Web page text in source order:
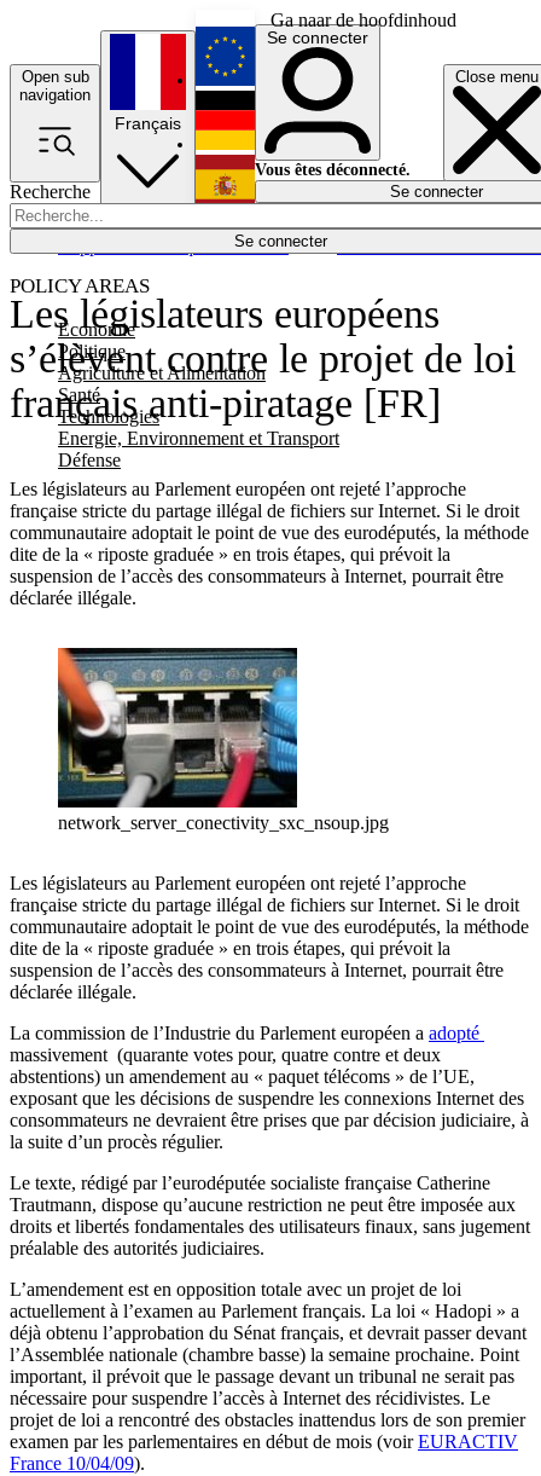
Ga naar de hoofdinhoud
Open sub
navigation
Close menu
Recherche
Se connecter
POLICY AREAS
Economie
Politique
Agriculture et Alimentation
Santé
Technologies
Energie, Environnement et Transport
Défense
Économie
Français
English
Deutsch
Español
Se connecter
Vous êtes déconnecté.
Se connecter
Les législateurs européens
s’élèvent contre le projet de loi
français anti-piratage [FR]
Les législateurs au Parlement européen ont rejeté l’approche
française stricte du partage illégal de fichiers sur Internet. Si le droit
communautaire adoptait le point de vue des eurodéputés, la méthode
dite de la « riposte graduée » en trois étapes, qui prévoit la
suspension de l’accès des consommateurs à Internet, pourrait être
déclarée illégale.
network_server_conectivity_sxc_nsoup.jpg
Les législateurs au Parlement européen ont rejeté l’approche
française stricte du partage illégal de fichiers sur Internet. Si le droit
communautaire adoptait le point de vue des eurodéputés, la méthode
dite de la « riposte graduée » en trois étapes, qui prévoit la
suspension de l’accès des consommateurs à Internet, pourrait être
déclarée illégale.
La commission de l’Industrie du Parlement européen a adopté
massivement (quarante votes pour, quatre contre et deux
abstentions) un amendement au « paquet télécoms » de l’UE,
exposant que les décisions de suspendre les connexions Internet des
consommateurs ne devraient être prises que par décision judiciaire, à
la suite d’un procès régulier.
Le texte, rédigé par l’eurodéputée socialiste française Catherine
Trautmann, dispose qu’aucune restriction ne peut être imposée aux
droits et libertés fondamentales des utilisateurs finaux, sans jugement
préalable des autorités judiciaires.
L’amendement est en opposition totale avec un projet de loi
actuellement à l’examen au Parlement français. La loi « Hadopi » a
déjà obtenu l’approbation du Sénat français, et devrait passer devant
l’Assemblée nationale (chambre basse) la semaine prochaine. Point
important, il prévoit que le passage devant un tribunal ne serait pas
nécessaire pour suspendre l’accès à Internet des récidivistes. Le
projet de loi a rencontré des obstacles inattendus lors de son premier
examen par les parlementaires en début de mois (voirEURACTIV
France 10/04/09).